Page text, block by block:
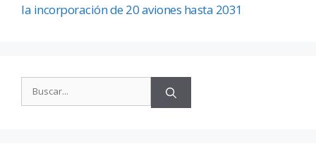
la incorporación de 20 aviones hasta 2031